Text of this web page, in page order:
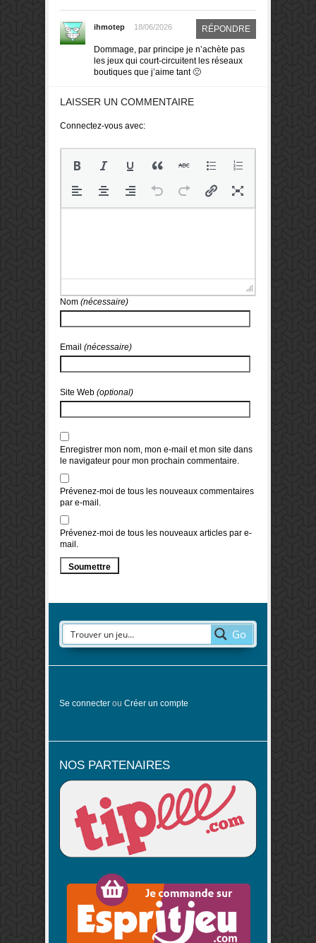
ihmotep 18/06/2026 RÉPONDRE
Dommage, par principe je n’achète pas
les jeux qui court-circuitent les réseaux
boutiques que j’aime tant 🙁
LAISSER UN COMMENTAIRE
Connectez-vous avec:
Nom (nécessaire)
Email (nécessaire)
Site Web (optional)
Enregistrer mon nom, mon e-mail et mon site dans
le navigateur pour mon prochain commentaire.
Prévenez-moi de tous les nouveaux commentaires
par e-mail.
Prévenez-moi de tous les nouveaux articles par e-
mail.
Go
Se connecter ou Créer un compte
NOS PARTENAIRES